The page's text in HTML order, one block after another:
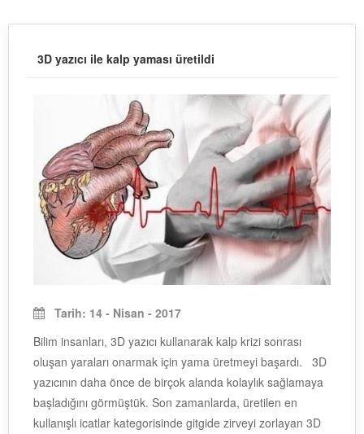
3D yazıcı ile kalp yaması üretildi
Tarih: 14 - Nisan - 2017
Bilim insanları, 3D yazıcı kullanarak kalp krizi sonrası
oluşan yaraları onarmak için yama üretmeyi başardı. 3D
yazıcının daha önce de birçok alanda kolaylık sağlamaya
başladığını görmüştük. Son zamanlarda, üretilen en
kullanışlı icatlar kategorisinde gitgide zirveyi zorlayan 3D